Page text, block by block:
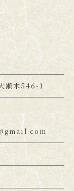
瀬木546-1